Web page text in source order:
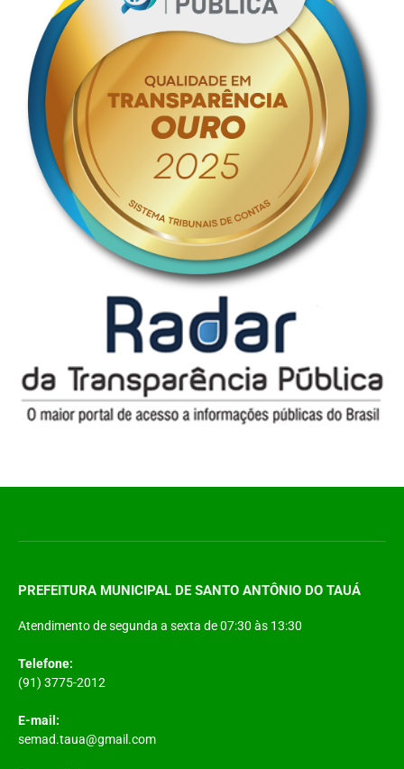
PREFEITURA MUNICIPAL DE SANTO ANTÔNIO DO TAUÁ
Atendimento de segunda a sexta de 07:30 às 13:30
Telefone:
(91) 3775-2012
E-mail:
semad.taua@gmail.com